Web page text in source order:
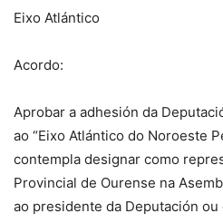
Eixo Atlántico
Acordo:
Aprobar a adhesión da
ao “Eixo Atlántico do Noroeste
contempla designar como
Provincial de Ourense na
ao presidente da Deputación